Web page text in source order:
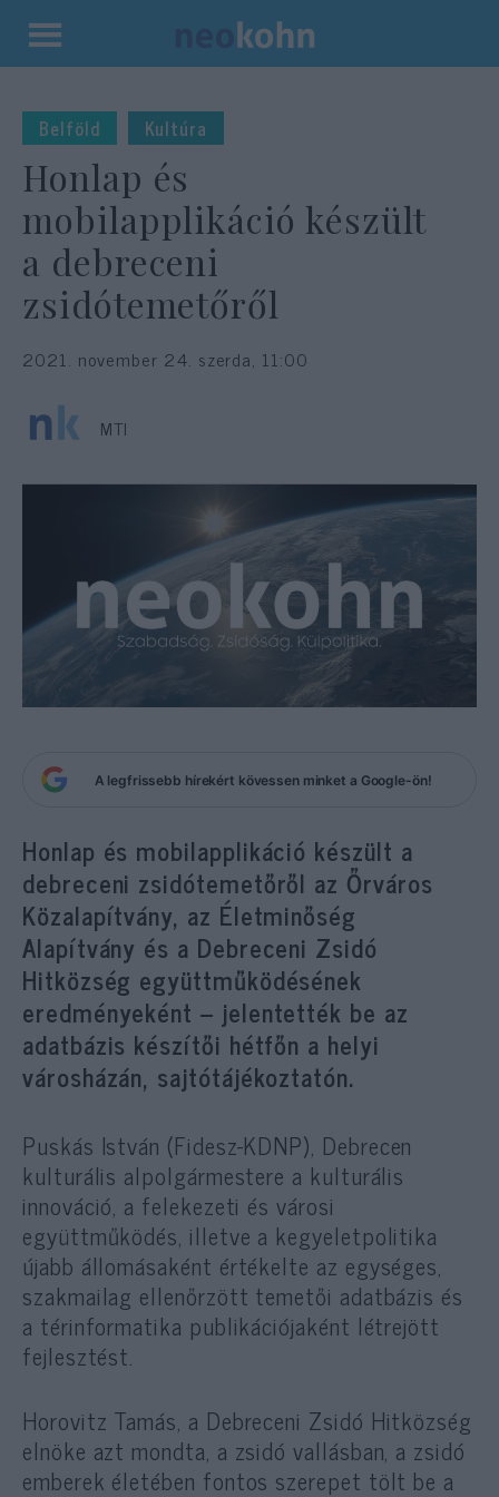
Kilépés
tartalomba
Belföld Kultúra
Honlap és
mobilapplikáció készült
a debreceni
zsidótemetőről
2021. november 24. szerda, 11:00
MTI
A legfrissebb hírekért kövessen minket a Google-ön!
Honlap és mobilapplikáció készült a
debreceni zsidótemetőről az Őrváros
Közalapítvány, az Életminőség
Alapítvány és a Debreceni Zsidó
Hitközség együttműködésének
eredményeként – jelentették be az
adatbázis készítői hétfőn a helyi
városházán, sajtótájékoztatón.
Puskás István (Fidesz-KDNP), Debrecen
kulturális alpolgármestere a kulturális
innováció, a felekezeti és városi
együttműködés, illetve a kegyeletpolitika
újabb állomásaként értékelte az egységes,
szakmailag ellenőrzött temetői adatbázis és
a térinformatika publikációjaként létrejött
fejlesztést.
Horovitz Tamás, a Debreceni Zsidó Hitközség
elnöke azt mondta, a zsidó vallásban, a zsidó
emberek életében fontos szerepet tölt be a